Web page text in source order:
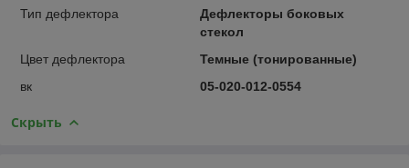
Тип дефлектора
Дефлекторы боковых
стекол
Цвет дефлектора
Темные (тонированные)
вк
05-020-012-0554
Скрыть